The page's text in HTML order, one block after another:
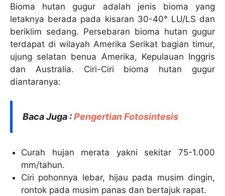
Bioma hutan gugur adalah jenis bioma yang
letaknya berada pada kisaran 30-40° LU/LS dan
beriklim sedang. Persebaran bioma hutan gugur
terdapat di wilayah Amerika Serikat bagian timur,
ujung selatan benua Amerika, Kepulauan Inggris
dan Australia. Ciri-Ciri bioma hutan gugur
diantaranya:
Baca Juga :Pengertian Fotosintesis
Curah hujan merata yakni sekitar 75-1.000
mm/tahun.
Ciri pohonnya lebar, hijau pada musim dingin,
rontok pada musim panas dan bertajuk rapat.